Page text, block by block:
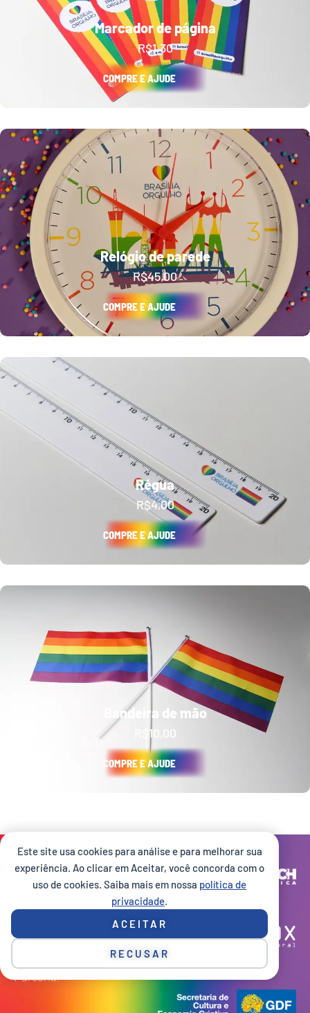
Este site usa cookies para análise e para melhorar sua
experiência. Ao clicar em Aceitar, você concorda com o
uso de cookies. Saiba mais em nossa política de
privacidade.
ACEITAR
RECUSAR
Marcador de página
R$1,30
COMPRE E AJUDE
Relógio de parede
R$45,00
COMPRE E AJUDE
Régua
R$4,00
COMPRE E AJUDE
Bandeira de mão
10,00
COMPRE E AJUDE
Site desenvolvido por:
Execução:
Parceria: